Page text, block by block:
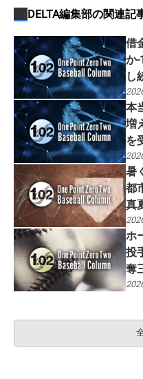
DELTA編集部の関連記
借
か
し
本
増
を
暑
都
真
ホ
投
奪